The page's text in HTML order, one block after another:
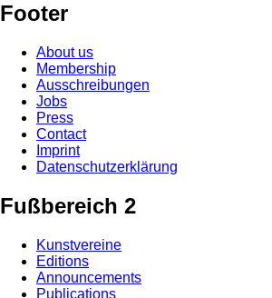
Footer
About us
Membership
Ausschreibungen
Jobs
Press
Contact
Imprint
Datenschutzerklärung
Fußbereich 2
Kunstvereine
Editions
Announcements
Publications